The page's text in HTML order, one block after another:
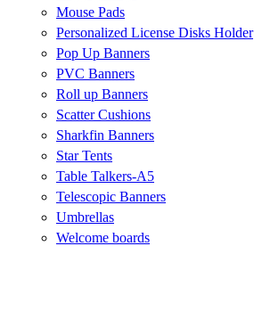
Mouse Pads
Personalized License Disks Holder
Pop Up Banners
PVC Banners
Roll up Banners
Scatter Cushions
Sharkfin Banners
Star Tents
Table Talkers-A5
Telescopic Banners
Umbrellas
Welcome boards